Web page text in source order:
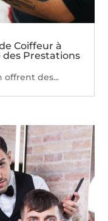
Coiffeur à
des Prestations
offrent des...